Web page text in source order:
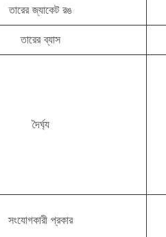
তারের জ্যাকেট রঙ
তারের ব্যাস
দৈর্ঘ্য
সংযোগকারী প্রকার